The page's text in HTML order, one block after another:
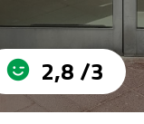
2,8 /3